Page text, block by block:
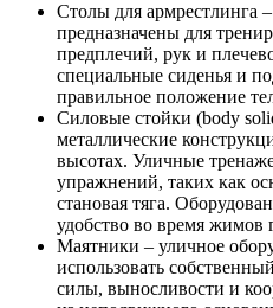
Столы для армрестлинга
предназначены для
предплечий, рук и
специальные сиденья и
правильное положение
Силовые стойки (body
металлические
высотах. Уличные
упражнений, таких как
становая тяга.
удобство во время жимов
Маятники – уличное
использовать
силы, выносливости и